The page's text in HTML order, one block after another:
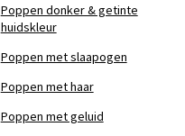
Poppen donker & getinte
huidskleur
Poppen met slaapogen
Poppen met haar
Poppen met geluid